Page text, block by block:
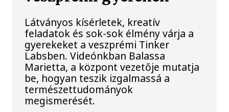
Látványos kísérletek, kreatív
feladatok és sok-sok élmény várja a
gyerekeket a veszprémi Tinker
Labsben. Videónkban Balassa
Marietta, a központ vezetője mutatja
be, hogyan teszik izgalmassá a
természettudományok
megismerését.